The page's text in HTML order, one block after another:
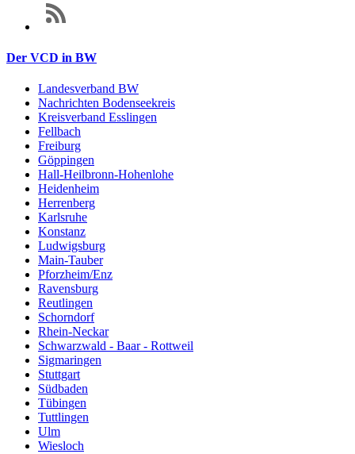
Der VCD in BW
Landesverband BW
Nachrichten Bodenseekreis
Kreisverband Esslingen
Fellbach
Freiburg
Göppingen
Hall-Heilbronn-Hohenlohe
Heidenheim
Herrenberg
Karlsruhe
Konstanz
Ludwigsburg
Main-Tauber
Pforzheim/Enz
Ravensburg
Reutlingen
Schorndorf
Rhein-Neckar
Schwarzwald - Baar - Rottweil
Sigmaringen
Stuttgart
Südbaden
Tübingen
Tuttlingen
Ulm
Wiesloch